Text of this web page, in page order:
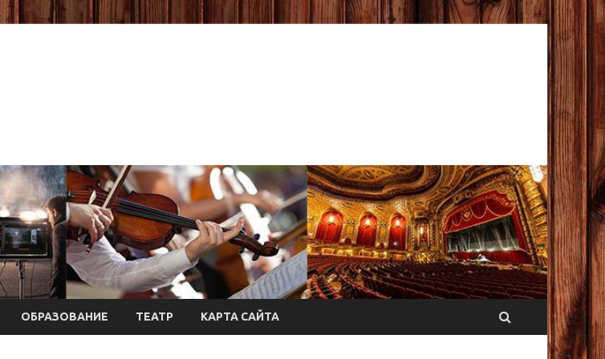
ОБРАЗОВАНИЕ ТЕАТР КАРТА САЙТА